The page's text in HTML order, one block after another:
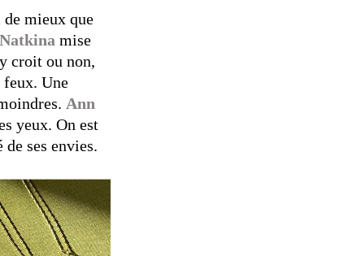
de mieux que
Natkina mise
croit ou non,
Une
Ann
yeux. On est
ses envies.